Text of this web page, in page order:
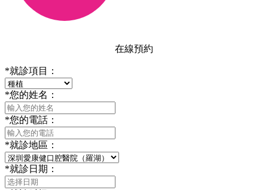
在線預約
*就診項目：
*您的姓名：
*您的電話：
*就診地區：
*就診日期：